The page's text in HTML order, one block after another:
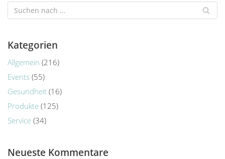
Kategorien
Allgemein (216)
Events (55)
Gesundheit (16)
Produkte (125)
Service (34)
Neueste Kommentare